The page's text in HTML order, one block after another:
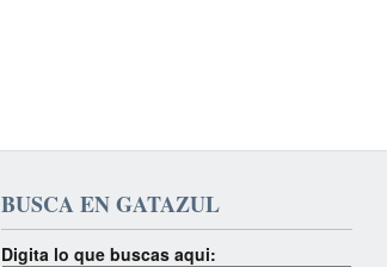
BUSCA EN GATAZUL
Digita lo que buscas aqui: